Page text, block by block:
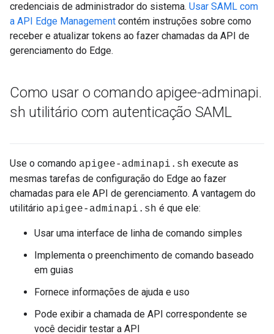
credenciais de administrador do sistema. Usar SAML com
a API Edge Management contém instruções sobre como
receber e atualizar tokens ao fazer chamadas da API de
gerenciamento do Edge.
Como usar o comando apigee-adminapi.
sh utilitário com autenticação SAML
Use o comando apigee-adminapi.sh execute as
mesmas tarefas de configuração do Edge ao fazer
chamadas para ele API de gerenciamento. A vantagem do
utilitário apigee-adminapi.sh é que ele:
Usar uma interface de linha de comando simples
Implementa o preenchimento de comando baseado
em guias
Fornece informações de ajuda e uso
Pode exibir a chamada de API correspondente se
você decidir testar a API